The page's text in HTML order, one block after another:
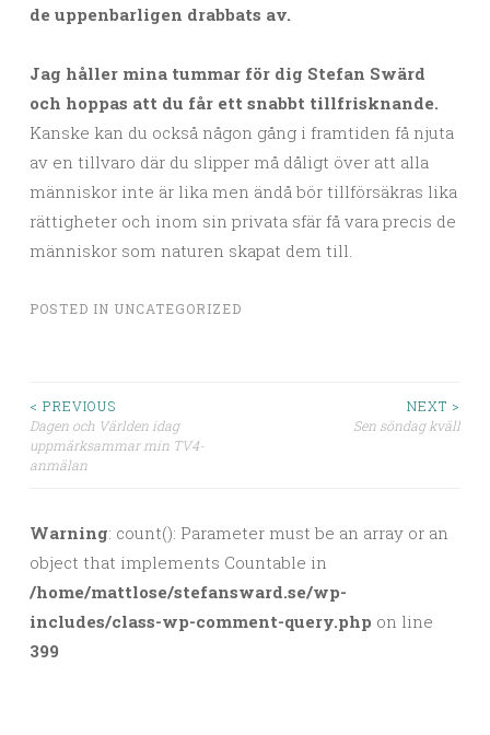
de uppenbarligen drabbats av.
Jag håller mina tummar för dig Stefan Swärd
och hoppas att du får ett snabbt tillfrisknande.
Kanske kan du också någon gång i framtiden få njuta
av en tillvaro där du slipper må dåligt över att alla
människor inte är lika men ändå bör tillförsäkras lika
rättigheter och inom sin privata sfär få vara precis de
människor som naturen skapat dem till.
POSTED IN UNCATEGORIZED
Post navigation
< PREVIOUS
Dagen och Världen idag
uppmärksammar min TV4-
anmälan
NEXT >
Sen söndag kväll
Warning: count(): Parameter must be an array or an
object that implements Countable in
/home/mattlose/stefansward.se/wp-
includes/class-wp-comment-query.php on line
399